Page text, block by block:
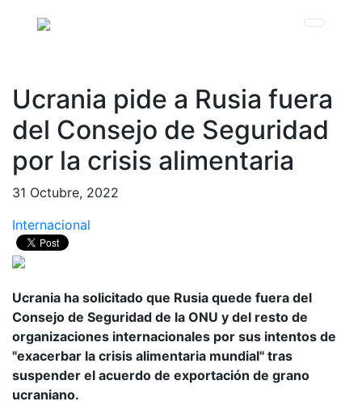
Ucrania pide a Rusia fuera
del Consejo de Seguridad
por la crisis alimentaria
31 Octubre, 2022
Internacional
Ucrania ha solicitado que Rusia quede fuera del
Consejo de Seguridad de la ONU y del resto de
organizaciones internacionales por sus intentos de
"exacerbar la crisis alimentaria mundial" tras
suspender el acuerdo de exportación de grano
ucraniano.